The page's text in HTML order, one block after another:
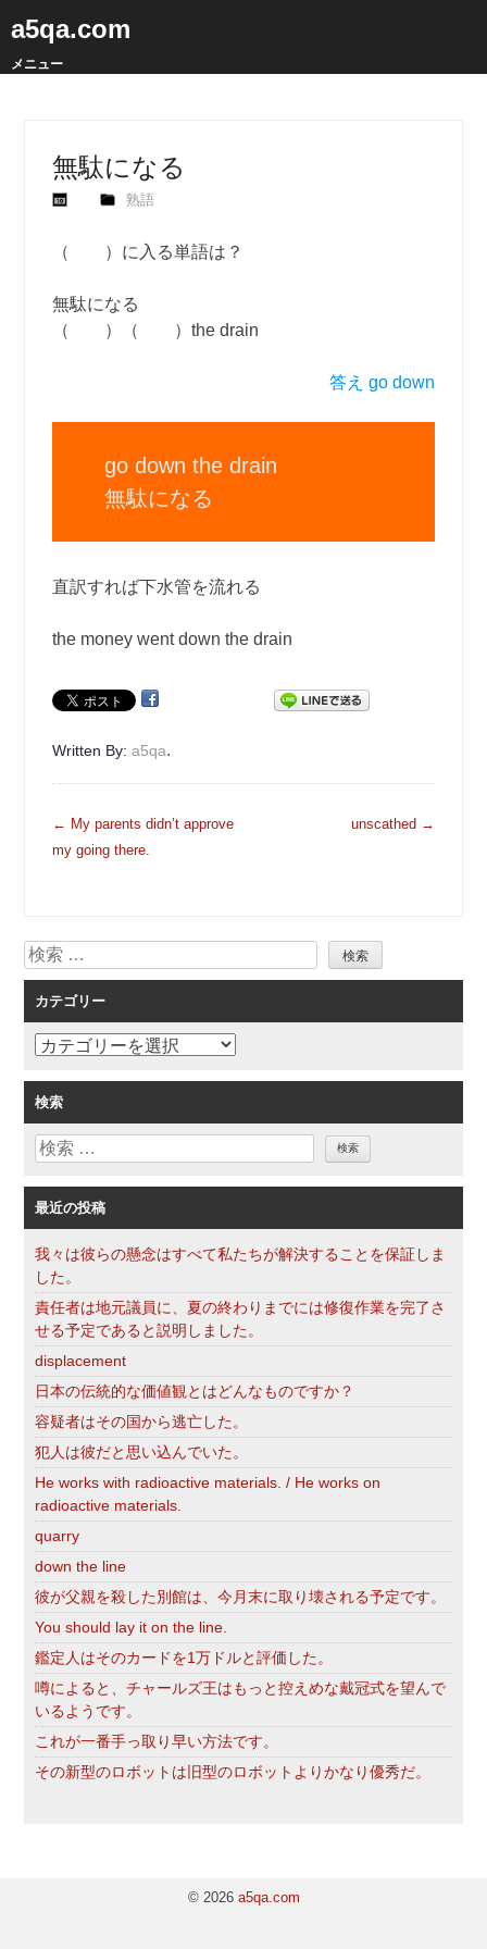
a5qa.com
メニュー
無駄になる
熟語
（ ）に入る単語は？
無駄になる
（ ）（ ）the drain
答え go down
go down the drain
無駄になる
直訳すれば下水管を流れる
the money went down the drain
Written By:a5qa.
投
稿
ー
シ
ョ
ン
← My parents didn’t approve
my going there.
unscathed →
検
索
カテゴリー
カ
ゴ
リ
ー
検索
検
最近の投稿
我々は彼らの懸念はすべて私たちが解決することを保証しま
した。
責任者は地元議員に、夏の終わりまでには修復作業を完了さ
せる予定であると説明しました。
displacement
日本の伝統的な価値観とはどんなものですか？
容疑者はその国から逃亡した。
犯人は彼だと思い込んでいた。
He works with radioactive materials. / He works on
radioactive materials.
quarry
down the line
彼が父親を殺した別館は、今月末に取り壊される予定です。
You should lay it on the line.
鑑定人はそのカードを1万ドルと評価した。
噂によると、チャールズ王はもっと控えめな戴冠式を望んで
いるようです。
これが一番手っ取り早い方法です。
その新型のロボットは旧型のロボットよりかなり優秀だ。
© 2026 a5qa.com